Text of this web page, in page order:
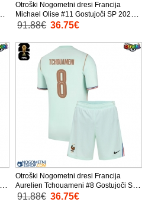
Otroški Nogometni dresi Francija
Michael Olise #11 Gostujoči SP 2026
Kratek Rokav (+ Kratke hlače)
91.88€ 36.75€
Otroški Nogometni dresi Francija
Aurelien Tchouameni #8 Gostujoči SP
2026 Kratek Rokav (+ Kratke hlače)
91.88€ 36.75€